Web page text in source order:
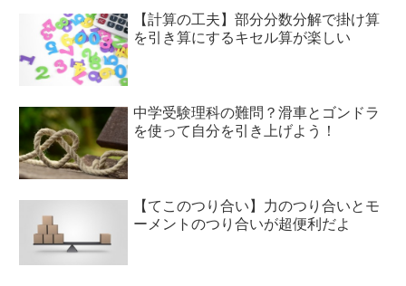
【計算の工夫】部分分数分解で掛け算
を引き算にするキセル算が楽しい
中学受験理科の難問？滑車とゴンドラ
を使って自分を引き上げよう！
【てこのつり合い】力のつり合いとモ
ーメントのつり合いが超便利だよ